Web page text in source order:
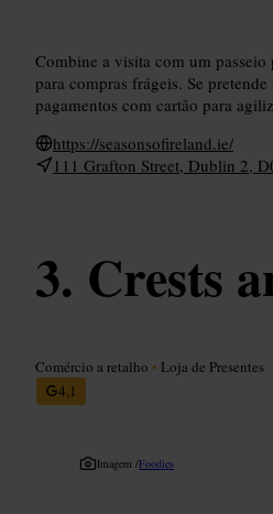
Combine a visita com um
para compras frágeis. Se
pagamentos com cartão para
https://seasonsofireland.ie/
111 Grafton Street, Dublin 2,
Crests
Comércio a retalho • Loja de Presentes
4,1
Imagem /Foodies